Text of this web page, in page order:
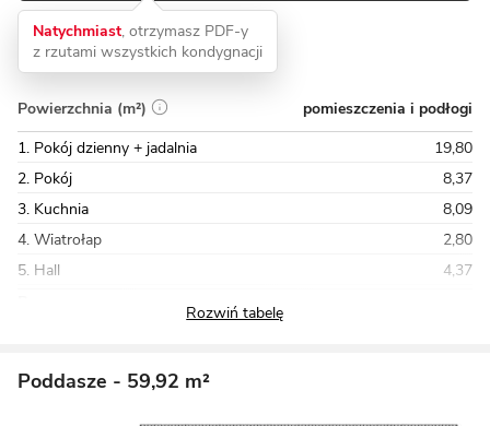
Natychmiast, otrzymasz PDF-y
z rzutami wszystkich kondygnacji
Powierzchnia (m²)
pomieszczenia i podłogi
1. Pokój dzienny + jadalnia
19,80
2. Pokój
8,37
3. Kuchnia
8,09
4. Wiatrołap
2,80
5. Hall
4,37
Poddasze - 59,92 m²